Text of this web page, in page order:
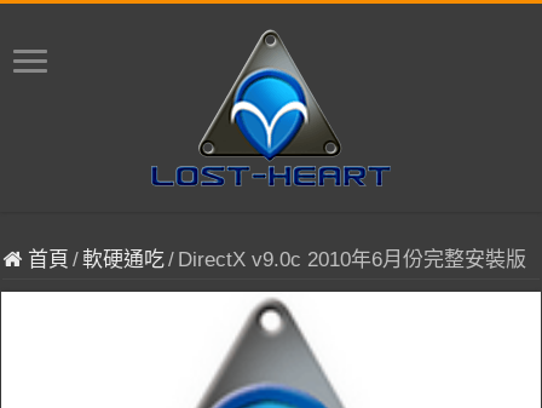
首頁 /軟硬通吃/ DirectX v9.0c 2010年6月份完整安裝版